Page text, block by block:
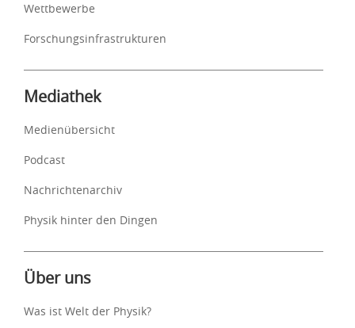
Wettbewerbe
Forschungsinfrastrukturen
Mediathek
Medienübersicht
Podcast
Nachrichtenarchiv
Physik hinter den Dingen
Über uns
Was ist Welt der Physik?